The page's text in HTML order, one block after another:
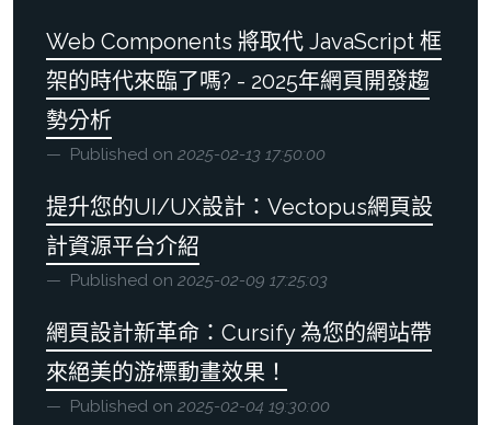
Web Components 將取代 JavaScript 框
架的時代來臨了嗎? - 2025年網頁開發趨
勢分析
Published on 2025-02-13 17:50:00
提升您的UI/UX設計：Vectopus網頁設
計資源平台介紹
Published on 2025-02-09 17:25:03
網頁設計新革命：Cursify 為您的網站帶
來絕美的游標動畫效果！
Published on 2025-02-04 19:30:00